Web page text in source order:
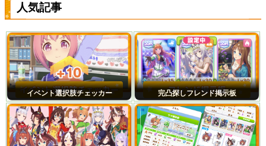
人気記事
イベント選択肢チェッカー 完凸探しフレンド掲示板